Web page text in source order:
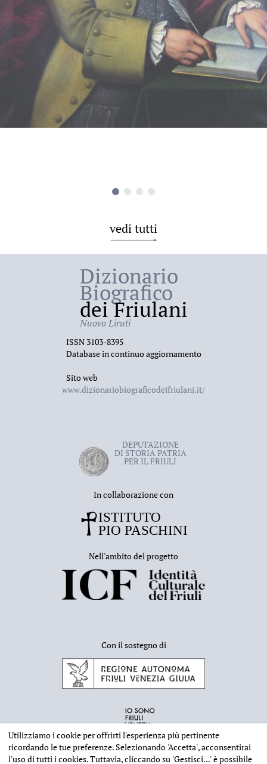
vedi tutti
Dizionario
Biografico
dei Friulani
Nuovo Liruti
ISSN 3103-8395
Database in continuo aggiornamento
Sito web
www.dizionariobiograficodeifriulani.it/
DEPUTAZIONE
DI STORIA PATRIA
PER IL FRIULI
In collaborazione con
Nell'ambito del progetto
Con il sostegno di
Utilizziamo i cookie per offrirti l'esperienza più pertinente
ricordando le tue preferenze. Selezionando 'Accetta', acconsentirai
l'uso di tutti i cookies. Tuttavia, cliccando su 'Gestisci...'è possibile